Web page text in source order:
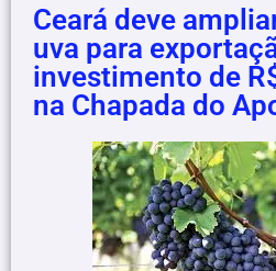
Ceará deve
uva para
investimento de
na Chapada do